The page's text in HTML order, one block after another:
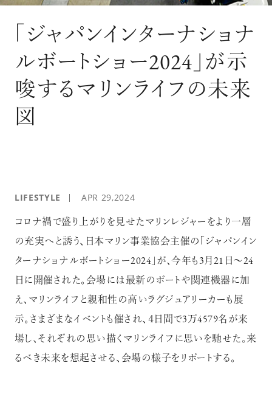
「ジャパンインターナショナ
ルボートショー2024」が示
唆するマリンライフの未来
図
LIFESTYLE APR 29,2024
コロナ禍で盛り上がりを見せたマリンレジャーをより一層
の充実へと誘う、日本マリン事業協会主催の「ジャパンイン
ターナショナルボートショー2024」が、今年も3月21日～24
日に開催された。会場には最新のボートや関連機器に加
え、マリンライフと親和性の高いラグジュアリーカーも展
示。さまざまなイベントも催され、４日間で3万4579名が来
場し、それぞれの思い描くマリンライフに思いを馳せた。来
るべき未来を想起させる、会場の様子をリポートする。